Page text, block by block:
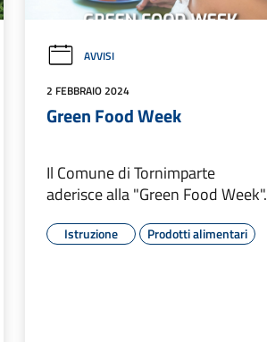
AVVISI
2 FEBBRAIO 2024
Green Food Week
Il Comune di Tornimparte
aderisce alla "Green Food Week".
Istruzione Prodotti alimentari